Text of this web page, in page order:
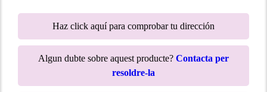
Haz click aquí para comprobar tu dirección
Algun dubte sobre aquest producte? Contacta per
resoldre-la